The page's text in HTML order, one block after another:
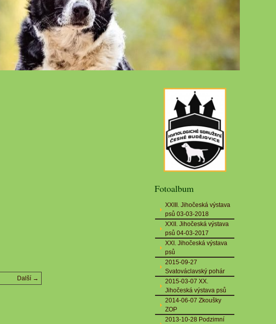
Další →
Fotoalbum
XXIII. Jihočeská výstava
psů 03-03-2018
XXII. Jihočeská výstava
psů 04-03-2017
XXI. Jihočeská výstava
psů
2015-09-27
Svatováclavský pohár
2015-03-07 XX.
Jihočeská výstava psů
2014-06-07 Zkoušky
ZOP
2013-10-28 Podzimní